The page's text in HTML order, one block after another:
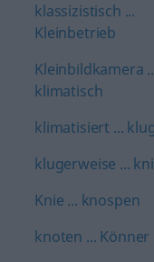
klassizistisch ...
Kleinbetrieb
Kleinbildkamera
klimatisch
klimatisiert ...
klugerweise ...
Knie ... knospen
knoten ... Könner